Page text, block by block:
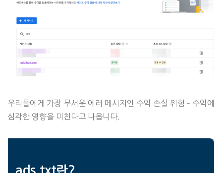
우리들에게 가장 무서운 에러 메시지인 수익 손실 위험 – 수익에
심각한 영향을 미친다고 나옵니다.